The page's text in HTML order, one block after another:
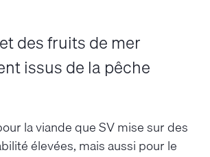
des fruits de mer
issus de la pêche
la viande que SV mise sur des
élevées, mais aussi pour le